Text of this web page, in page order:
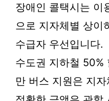
장애인 콜택시는 이
으로 지자체별 상이
수급자 우선입니다.
수도권 지하철 50%
만 버스 지원은 지